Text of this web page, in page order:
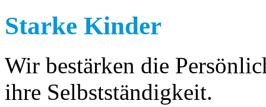
Starke Kinder
Wir bestärken die
ihre Selbstständigkeit.